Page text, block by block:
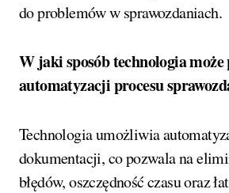
do problemów w sprawozdaniach.
W jaki sposób technologia może
automatyzacji procesu
Technologia umożliwia
dokumentacji, co pozwala na
błędów, oszczędność czasu oraz